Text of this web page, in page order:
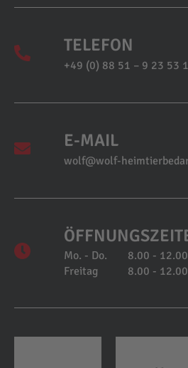
TELEFON
+49 (0) 88 51 – 9 23 53
E-MAIL
wolf@wolf-
Mo. - Do. 8.00 -
Freitag
8.00 -